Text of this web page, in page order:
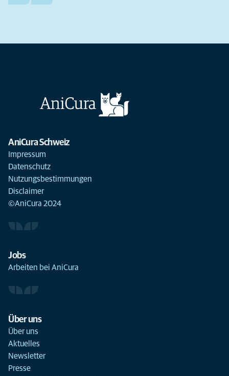
AniCura Schweiz
Impressum
Datenschutz
Nutzungsbestimmungen
Disclaimer
©AniCura 2024
Jobs
Arbeiten bei AniCura
Über uns
Über uns
Aktuelles
Newsletter
Presse